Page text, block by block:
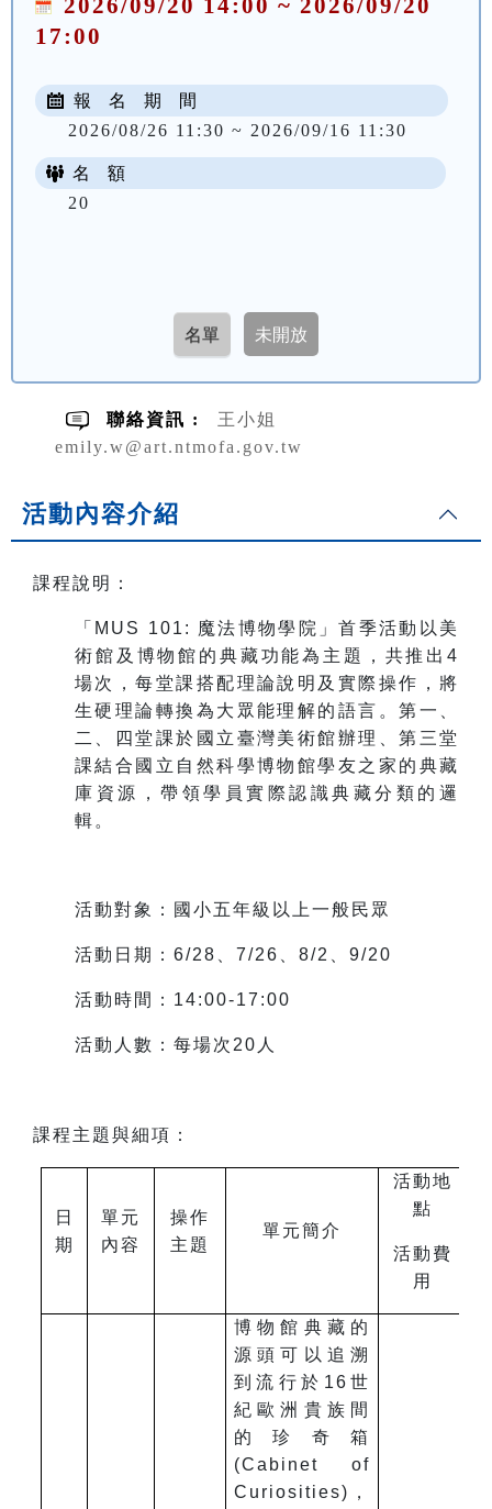
2026/09/20 14:00 ~ 2026/09/20
17:00
報 名 期 間
2026/08/26 11:30 ~ 2026/09/16 11:30
名 額
20
聯絡資訊 :
王小姐
emily.w@art.ntmofa.gov.tw
活動內容介紹
課程說明：
「MUS 101: 魔法博物學院」首季活動以美
術館及博物館的典藏功能為主題，共推出4
場次，每堂課搭配理論說明及實際操作，將
生硬理論轉換為大眾能理解的語言。第一、
二、四堂課於國立臺灣美術館辦理、第三堂
課結合國立自然科學博物館學友之家的典藏
庫資源，帶領學員實際認識典藏分類的邏
輯。
活動對象：國小五年級以上一般民眾
活動日期：6/28、7/26、8/2、9/20
活動時間：14:00-17:00
活動人數：每場次20人
課程主題與細項：
日
期
單元
內容
操作
主題
單元簡介
活動地
點
活動費
用
博物館典藏的
源頭可以追溯
到流行於16世
紀歐洲貴族間
的珍奇箱
(Cabinet of
Curiosities)，